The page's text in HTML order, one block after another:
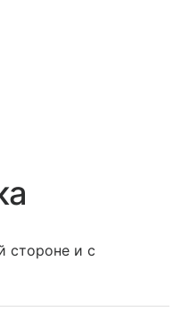
стороне и с